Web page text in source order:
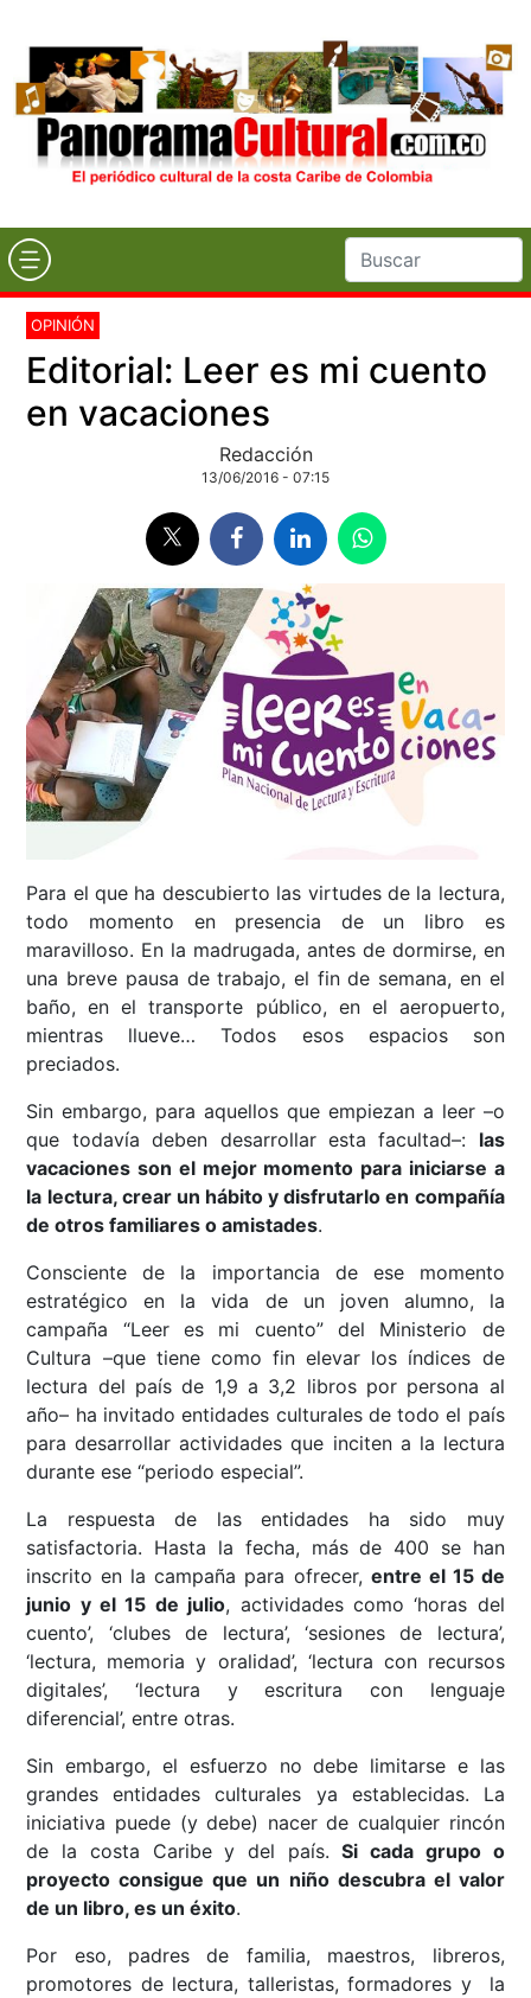
OPINIÓN
Editorial: Leer es mi cuento
en vacaciones
Redacción
13/06/2016 - 07:15
Para el que ha descubierto las virtudes de la lectura,
todo momento en presencia de un libro es
maravilloso. En la madrugada, antes de dormirse, en
una breve pausa de trabajo, el fin de semana, en el
baño, en el transporte público, en el aeropuerto,
mientras llueve… Todos esos espacios son
preciados.
Sin embargo, para aquellos que empiezan a leer –o
que todavía deben desarrollar esta facultad–: las
vacaciones son el mejor momento para iniciarse a
la lectura, crear un hábito y disfrutarlo en compañía
de otros familiares o amistades.
Consciente de la importancia de ese momento
estratégico en la vida de un joven alumno, la
campaña “Leer es mi cuento” del Ministerio de
Cultura –que tiene como fin elevar los índices de
lectura del país de 1,9 a 3,2 libros por persona al
año– ha invitado entidades culturales de todo el país
para desarrollar actividades que inciten a la lectura
durante ese “periodo especial”.
La respuesta de las entidades ha sido muy
satisfactoria. Hasta la fecha, más de 400 se han
inscrito en la campaña para ofrecer, entre el 15 de
junio y el 15 de julio, actividades como ‘horas del
cuento’, ‘clubes de lectura’, ‘sesiones de lectura’,
‘lectura, memoria y oralidad’, ‘lectura con recursos
digitales’, ‘lectura y escritura con lenguaje
diferencial’, entre otras.
Sin embargo, el esfuerzo no debe limitarse e las
grandes entidades culturales ya establecidas. La
iniciativa puede (y debe) nacer de cualquier rincón
de la costa Caribe y del país.Si cada grupo o
proyecto consigue que un niño descubra el valor
de un libro, es un éxito.
Por eso, padres de familia, maestros, libreros,
promotores de lectura, talleristas, formadores y la